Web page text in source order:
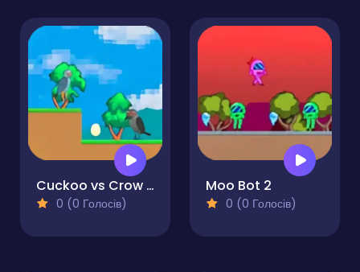
Cuckoo vs Crow Monster 2
0 (0 Голосів)
Moo Bot 2
0 (0 Голосів)